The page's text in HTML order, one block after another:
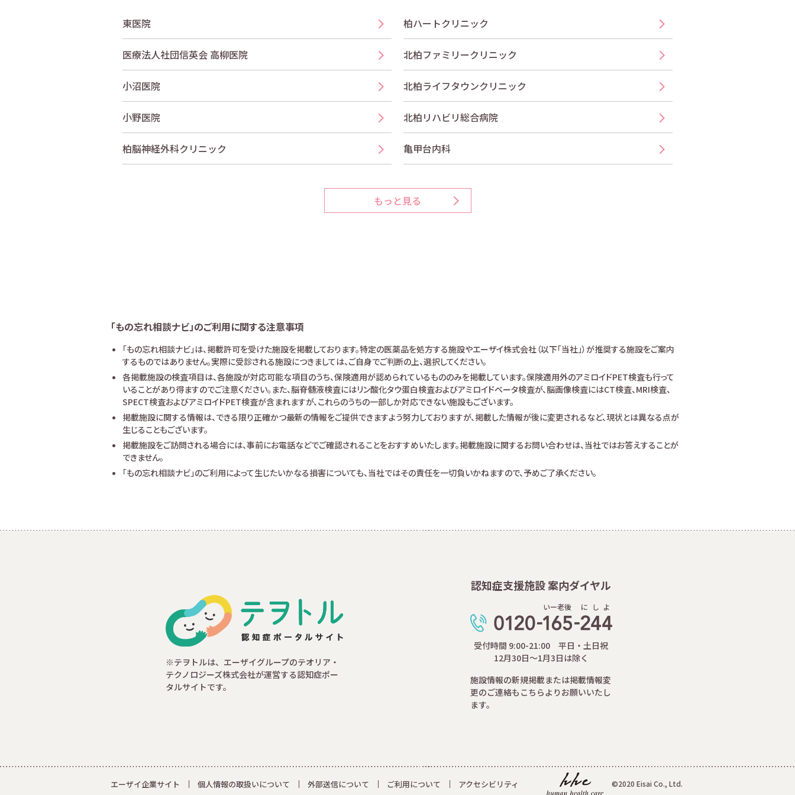
東医院
医療法人社団信英会 高柳医院
小沼医院
小野医院
柏脳神経外科クリニック
柏ハートクリニック
北柏ファミリークリニック
北柏ライフタウンクリニック
北柏リハビリ総合病院
亀甲台内科
もっと見る
「もの忘れ相談ナビ」のご利用に関する注意事項
「もの忘れ相談ナビ」は、掲載許可を受けた施設を掲載しております。特定の医薬品を処方する施設やエーザイ株式会社（以下「当社」）が推奨する施設をご案内
するものではありません。実際に受診される施設につきましては、ご自身でご判断の上、選択してください。
各掲載施設の検査項目は、各施設が対応可能な項目のうち、保険適用が認められているもののみを掲載しています。保険適用外のアミロイドPET検査も行って
いることがあり得ますのでご注意ください。また、脳脊髄液検査にはリン酸化タウ蛋白検査およびアミロイドベータ検査が、脳画像検査にはCT検査、MRI検査、
SPECT検査およびアミロイドPET検査が含まれますが、これらのうちの一部しか対応できない施設もございます。
掲載施設に関する情報は、できる限り正確かつ最新の情報をご提供できますよう努力しておりますが、掲載した情報が後に変更されるなど、現状とは異なる点が
生じることもございます。
掲載施設をご訪問される場合には、事前にお電話などでご確認されることをおすすめいたします。掲載施設に関するお問い合わせは、当社ではお答えすることが
できません。
「もの忘れ相談ナビ」のご利用によって生じたいかなる損害についても、当社ではその責任を一切負いかねますので、予めご了承ください。
認知症支援施設 案内ダイヤル
いー老後 に し よ
受付時間 9:00-21:00 平日・土日祝
12月30日～1月3日は除く
施設情報の新規掲載または掲載情報変
更のご連絡もこちらよりお願いいたし
ます。
※テヲトルは、エーザイグループのテオリア・
テクノロジーズ株式会社が運営する認知症ポー
タルサイトです。
エーザイ企業サイト 個人情報の取扱いについて 外部送信について ご利用について アクセシビリティ ©2020 Eisai Co., Ltd.